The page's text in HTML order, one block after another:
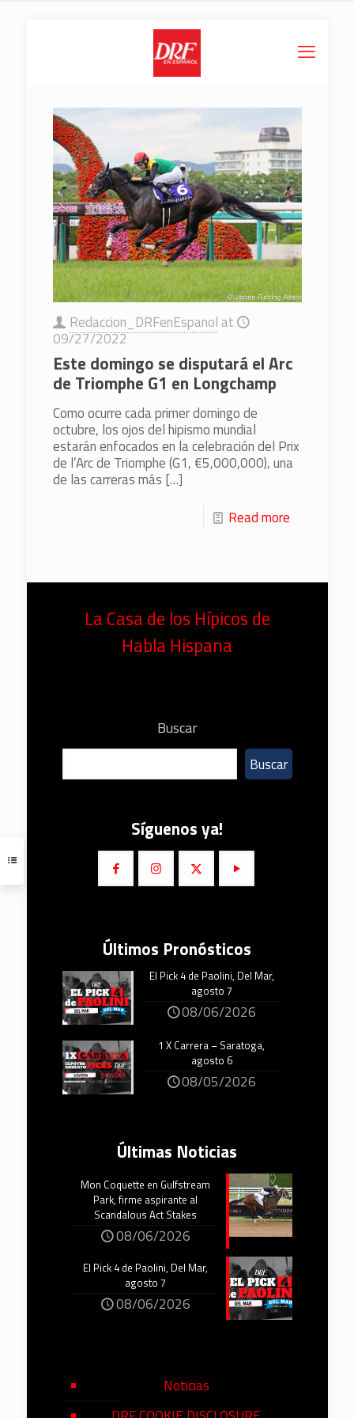
Redaccion_DRFenEspanol at
09/27/2022
Este domingo se disputará el Arc
de Triomphe G1 en Longchamp
Como ocurre cada primer domingo de
octubre, los ojos del hipismo mundial
estarán enfocados en la celebración del Prix
de l’Arc de Triomphe (G1, €5,000,000), una
de las carreras más […]
Read more
La Casa de los Hípicos de
Habla Hispana
Buscar
Buscar
Síguenos ya!
Últimos Pronósticos
El Pick 4 de Paolini, Del Mar,
agosto 7
08/06/2026
1 X Carrera – Saratoga,
agosto 6
08/05/2026
Últimas Noticias
Mon Coquette en Gulfstream
Park, firme aspirante al
Scandalous Act Stakes
08/06/2026
El Pick 4 de Paolini, Del Mar,
agosto 7
08/06/2026
Noticias